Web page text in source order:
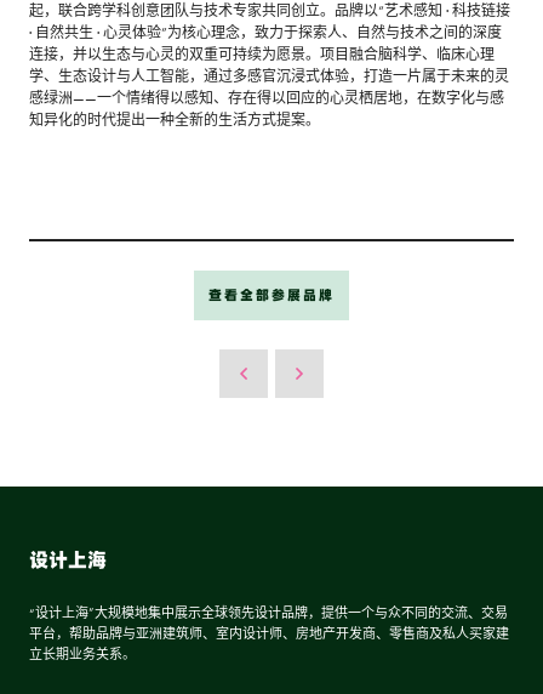
起，联合跨学科创意团队与技术专家共同创立。品牌以“艺术感知 · 科技链接
· 自然共生 · 心灵体验”为核心理念，致力于探索人、自然与技术之间的深度
连接，并以生态与心灵的双重可持续为愿景。项目融合脑科学、临床心理
学、生态设计与人工智能，通过多感官沉浸式体验，打造一片属于未来的灵
感绿洲——一个情绪得以感知、存在得以回应的心灵栖居地，在数字化与感
知异化的时代提出一种全新的生活方式提案。
查看全部参展品牌
设计上海
“设计上海”大规模地集中展示全球领先设计品牌，提供一个与众不同的交流、交易
平台，帮助品牌与亚洲建筑师、室内设计师、房地产开发商、零售商及私人买家建
立长期业务关系。